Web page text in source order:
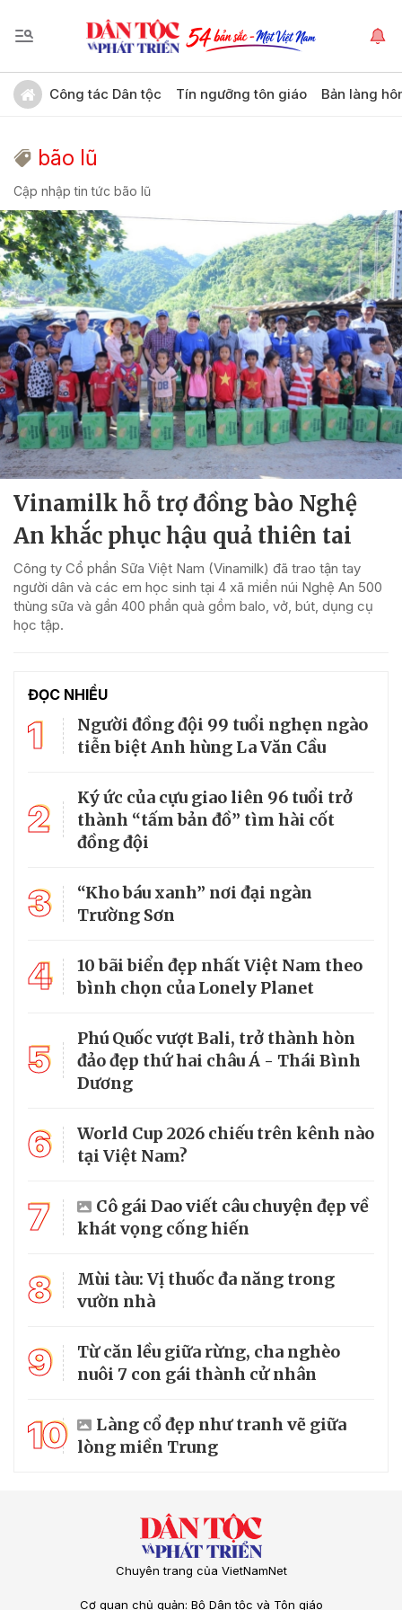
Công tác Dân tộc Tín ngưỡng tôn giáo Bản làng
bão lũ
Cập nhập tin tức bão lũ
Vinamilk hỗ trợ đồng bào Nghệ
An khắc phục hậu quả thiên tai
Công ty Cổ phần Sữa Việt Nam (Vinamilk) đã trao tận tay
người dân và các em học sinh tại 4 xã miền núi Nghệ An 500
thùng sữa và gần 400 phần quà gồm balo, vở, bút, dụng cụ
học tập.
ĐỌC NHIỀU
1
Người đồng đội 99 tuổi nghẹn ngào
tiễn biệt Anh hùng La Văn Cầu
2
Ký ức của cựu giao liên 96 tuổi trở
thành “tấm bản đồ” tìm hài cốt
đồng đội
3
“Kho báu xanh” nơi đại ngàn
Trường Sơn
4
10 bãi biển đẹp nhất Việt Nam theo
bình chọn của Lonely Planet
5
Phú Quốc vượt Bali, trở thành hòn
đảo đẹp thứ hai châu Á - Thái Bình
Dương
6
World Cup 2026 chiếu trên kênh nào
tại Việt Nam?
7
Cô gái Dao viết câu chuyện đẹp về
khát vọng cống hiến
8
Mùi tàu: Vị thuốc đa năng trong
vườn nhà
9
Từ căn lều giữa rừng, cha nghèo
nuôi 7 con gái thành cử nhân
10
Làng cổ đẹp như tranh vẽ giữa
lòng miền Trung
Chuyên trang của VietNamNet
Cơ quan chủ quản: Bộ Dân tộc và Tôn giáo